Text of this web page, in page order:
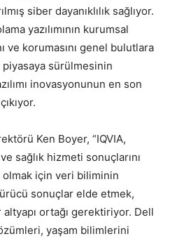
siber dayanıklılık sağlıyor.
yazılımının kurumsal
ve korumasını genel bulutlara
piyasaya sürülmesinin
inovasyonunun en son
Ken Boyer, “IQVIA,
sağlık hizmeti sonuçlarını
olmak için veri biliminin
sonuçlar elde etmek,
ortağı gerektiriyor. Dell
yaşam bilimlerini